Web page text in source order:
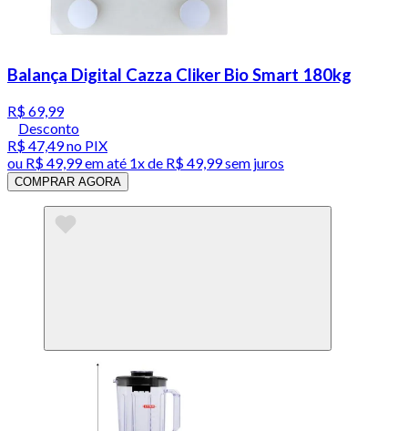
Balança Digital Cazza Cliker Bio Smart 180kg
R$ 69,99
Desconto
R$ 47,49no PIX
ou R$ 49,99em até 1x de R$ 49,99sem juros
COMPRAR AGORA